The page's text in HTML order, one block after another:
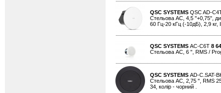
QSC SYSTEMS QSC AD-
Стельова АС, 4,5 "+0,75",
60 Гц-20 кГц (-10дБ), 2,9 кг,
QSC SYSTEMS AC-C6T 8
Стельова АС, 6 ", RMS /
QSC SYSTEMS AD-C.SAT-
Стельова АС, 2,75 ", RMS
34, колір - чорний .